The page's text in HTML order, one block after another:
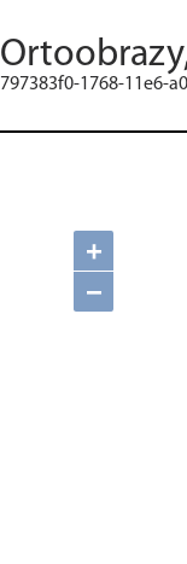
797383f0-1768-11e6-
+
−